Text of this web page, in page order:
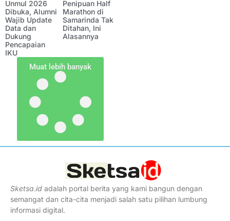
Unmul 2026
Dibuka, Alumni
Wajib Update
Data dan
Dukung
Pencapaian
IKU
Penipuan Half
Marathon di
Samarinda Tak
Ditahan, Ini
Alasannya
Muat lebih banyak
Sketsa.id adalah portal berita yang kami bangun dengan
semangat dan cita-cita menjadi salah satu pilihan lumbung
informasi digital.